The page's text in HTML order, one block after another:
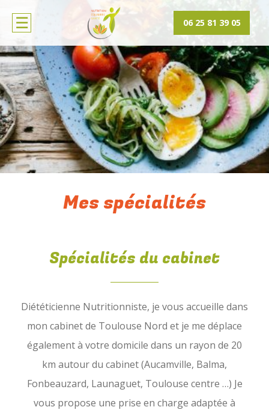
06 25 81 39 05
Mes spécialités
Spécialités du cabinet
Diététicienne Nutritionniste, je vous accueille dans
mon cabinet de Toulouse Nord et je me déplace
également à votre domicile dans un rayon de 20
km autour du cabinet (Aucamville, Balma,
Fonbeauzard, Launaguet, Toulouse centre …) Je
vous propose une prise en charge adaptée à